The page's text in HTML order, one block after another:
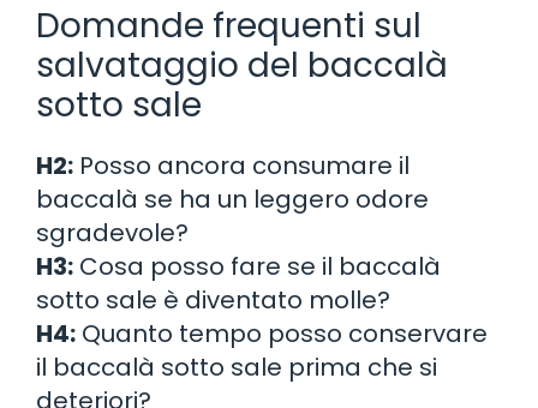
Domande frequenti sul
salvataggio del baccalà
sotto sale
H2: Posso ancora consumare il
baccalà se ha un leggero odore
sgradevole?
H3: Cosa posso fare se il baccalà
sotto sale è diventato molle?
H4: Quanto tempo posso conservare
il baccalà sotto sale prima che si
deteriori?